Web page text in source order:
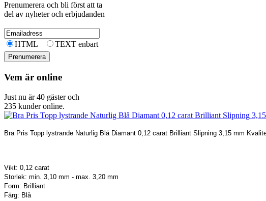
Prenumerera och bli först att ta
del av nyheter och erbjudanden
HTML TEXT enbart
Vem är online
Just nu är 40 gäster och
235 kunder online.
Bra Pris Topp lystrande Naturlig Blå Diamant 0,12 carat Brilliant Slipning 3,15 mm
Vikt: 0,12 carat
Storlek: min. 3,10 mm - max. 3,20 mm
Form: Brilliant
Färg: Blå